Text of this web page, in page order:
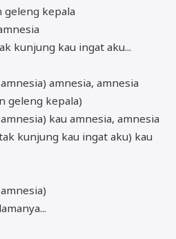
kepala
kunjung kau ingat aku...
amnesia, amnesia
geleng kepala)
kau amnesia, amnesia
kunjung kau ingat aku) kau